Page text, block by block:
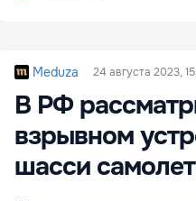
Meduza 24 августа 2023,
В РФ
взрывном
шасси